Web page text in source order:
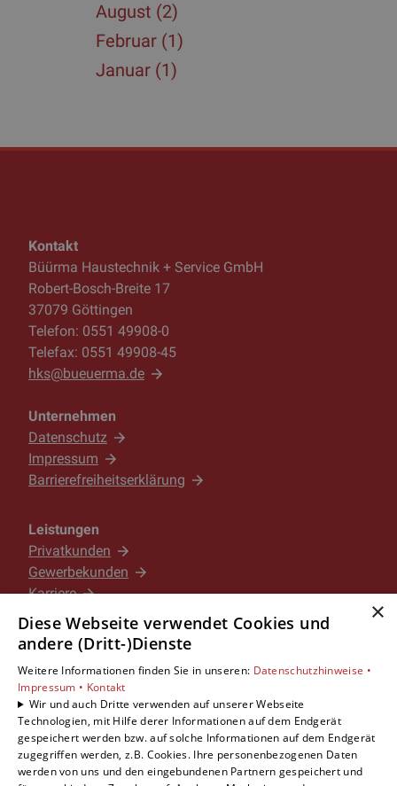
August (2)
Februar (1)
Januar (1)
Kontakt
Büürma Haustechnik + Service GmbH
Robert-Bosch-Breite 17
37079 Göttingen
Telefon: 0551 49908-0
Telefax: 0551 49908-45
hks@bueuerma.de
Unternehmen
Datenschutz
Impressum
Barrierefreiheitserklärung
Leistungen
Privatkunden
Gewerbekunden
Karriere
Unternehmen
Standorte
Göttingen
Um externe HTML-Inhalte anzuzeigen, benötigen
wir Ihre Einwilligung.
×
Diese Webseite verwendet Cookies und
andere (Dritt-)Dienste
Weitere Informationen finden Sie in unseren: Datenschutzhinweise •
Impressum • Kontakt
Wir und auch Dritte verwenden auf unserer Webseite
Technologien, mit Hilfe derer Informationen auf dem Endgerät
gespeichert werden bzw. auf solche Informationen auf dem Endgerät
zugegriffen werden, z.B. Cookies. Ihre personenbezogenen Daten
werden von uns und den eingebundenen Partnern gespeichert und